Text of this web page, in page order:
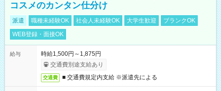
コスメのカンタン仕分け
派遣 職種未経験OK 社会人未経験OK 大学生歓迎
ブランクOK
WEB登録・面接OK
給与
時給1,500円～1,875円
交通費別途支給あり
交通費 ■ 交通費規定内支給 ※派遣先による